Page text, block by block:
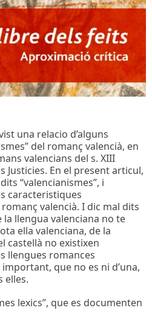
una relacio d’alguns
del romanç valencià, en
valencians del s. XIII
Justicies. En el present articul,
“valencianismes”, i
caracteristiques
valencià. I dic mal dits
la llengua valenciana no te
ella valenciana, de la
castellà no existixen
llengues romances
que no es ni d’una,
elles.
lexics”, que es documenten